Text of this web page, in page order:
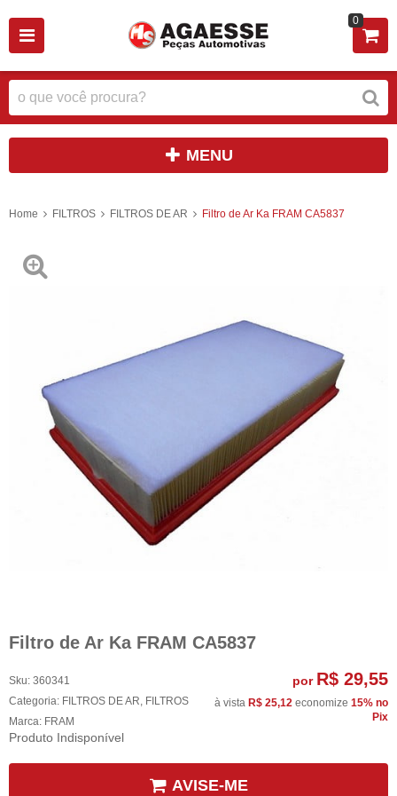
0
MENU
Home FILTROS FILTROS DE AR Filtro de Ar Ka FRAM CA5837
Filtro de Ar Ka FRAM CA5837
Sku: 360341
Categoria: FILTROS DE AR, FILTROS
Marca: FRAM
Produto Indisponível
por R$ 29,55
à vista R$ 25,12 economize 15% no
Pix
AVISE-ME